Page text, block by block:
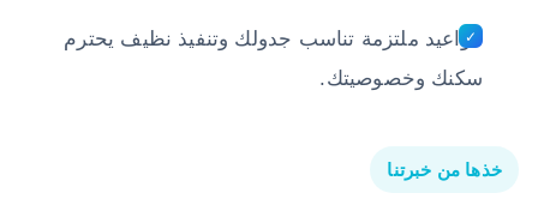
مواعيد ملتزمة تناسب جدولك وتنفيذ نظيف يحترم
سكنك وخصوصيتك.
خذها من خبرتنا